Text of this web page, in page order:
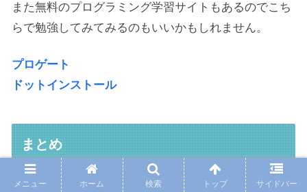
また無料のプログラミング学習サイトもあるのでこち
らで勉強してみてみるのもいいかもしれません。
プロゲート
ドットインストール
まとめ
メニュー ホーム 検索 トップ サイドバー